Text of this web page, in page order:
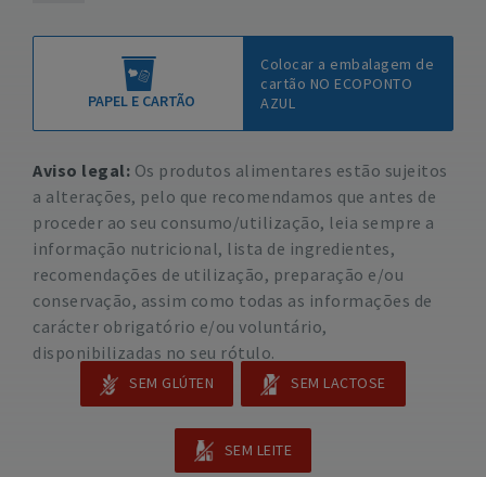
PAPEL E CARTÃO
Colocar a embalagem de
cartão NO ECOPONTO
AZUL
Aviso legal: Os produtos alimentares estão sujeitos
a alterações, pelo que recomendamos que antes de
proceder ao seu consumo/utilização, leia sempre a
informação nutricional, lista de ingredientes,
recomendações de utilização, preparação e/ou
conservação, assim como todas as informações de
carácter obrigatório e/ou voluntário,
disponibilizadas no seu rótulo.
SEM GLÚTEN SEM LACTOSE
SEM LEITE